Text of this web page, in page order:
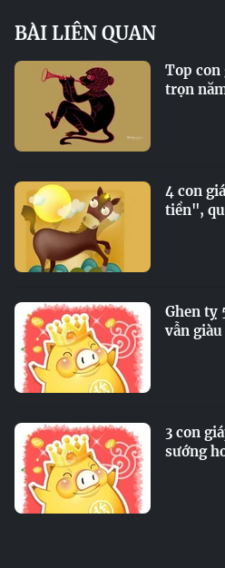
BÀI LIÊN QUAN
Top
trọn
4 con
tiền",
Ghen tỵ
vẫn
3 con
sướng